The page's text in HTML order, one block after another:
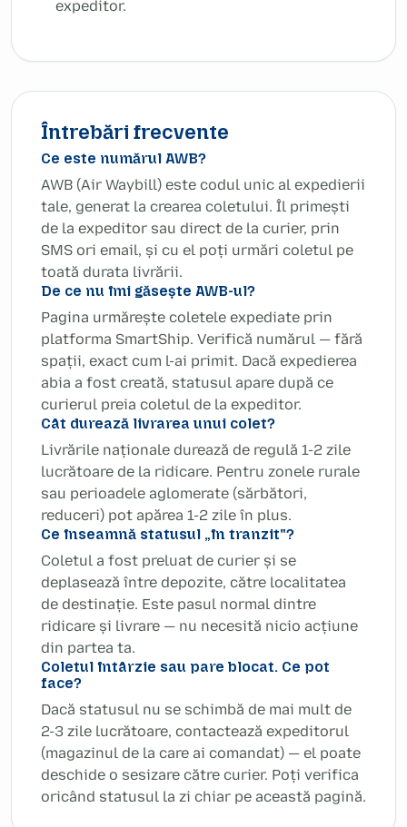
expeditor.
Întrebări frecvente
Ce este numărul AWB?
AWB (Air Waybill) este codul unic al expedierii
tale, generat la crearea coletului. Îl primești
de la expeditor sau direct de la curier, prin
SMS ori email, și cu el poți urmări coletul pe
toată durata livrării.
De ce nu îmi găsește AWB-ul?
Pagina urmărește coletele expediate prin
platforma SmartShip. Verifică numărul — fără
spații, exact cum l-ai primit. Dacă expedierea
abia a fost creată, statusul apare după ce
curierul preia coletul de la expeditor.
Cât durează livrarea unui colet?
Livrările naționale durează de regulă 1-2 zile
lucrătoare de la ridicare. Pentru zonele rurale
sau perioadele aglomerate (sărbători,
reduceri) pot apărea 1-2 zile în plus.
Ce înseamnă statusul „în tranzit"?
Coletul a fost preluat de curier și se
deplasează între depozite, către localitatea
de destinație. Este pasul normal dintre
ridicare și livrare — nu necesită nicio acțiune
din partea ta.
Coletul întârzie sau pare blocat. Ce pot
face?
Dacă statusul nu se schimbă de mai mult de
2-3 zile lucrătoare, contactează expeditorul
(magazinul de la care ai comandat) — el poate
deschide o sesizare către curier. Poți verifica
oricând statusul la zi chiar pe această pagină.